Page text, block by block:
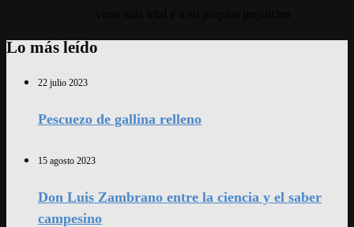
Lo más leído
22 julio 2023
Pescuezo de gallina relleno
15 agosto 2023
Don Luis Zambrano entre la ciencia y el saber
campesino